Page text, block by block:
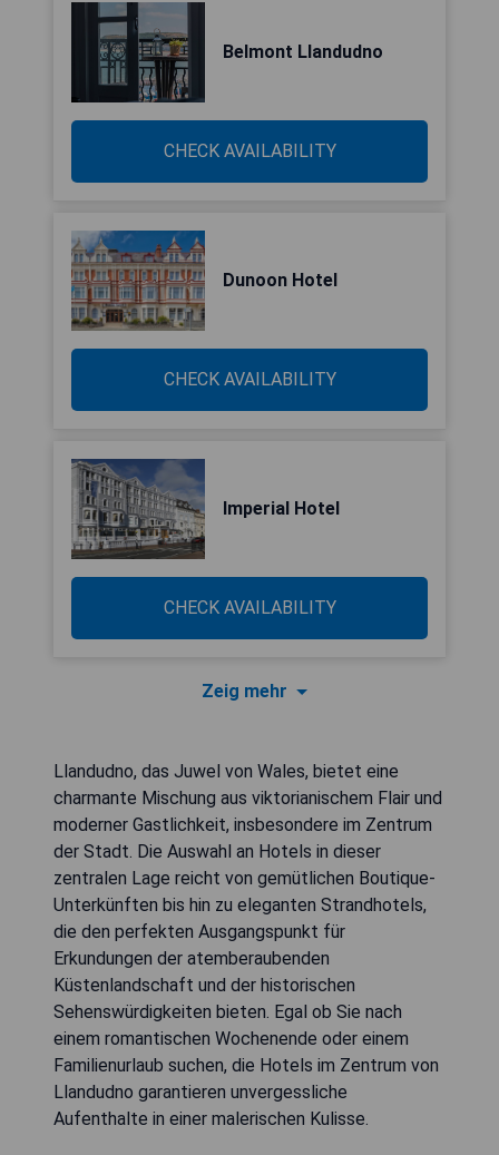
Belmont Llandudno
CHECK AVAILABILITY
Dunoon Hotel
CHECK AVAILABILITY
Imperial Hotel
CHECK AVAILABILITY
Zeig mehr
Llandudno, das Juwel von Wales, bietet eine
charmante Mischung aus viktorianischem Flair und
moderner Gastlichkeit, insbesondere im Zentrum
der Stadt. Die Auswahl an Hotels in dieser
zentralen Lage reicht von gemütlichen Boutique-
Unterkünften bis hin zu eleganten Strandhotels,
die den perfekten Ausgangspunkt für
Erkundungen der atemberaubenden
Küstenlandschaft und der historischen
Sehenswürdigkeiten bieten. Egal ob Sie nach
einem romantischen Wochenende oder einem
Familienurlaub suchen, die Hotels im Zentrum von
Llandudno garantieren unvergessliche
Aufenthalte in einer malerischen Kulisse.